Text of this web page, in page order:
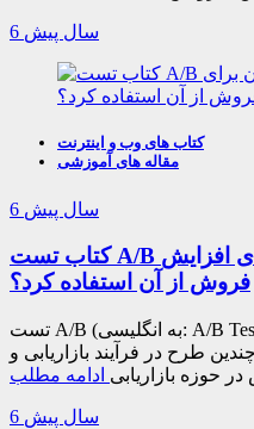
6 سال پیش
کتاب های وب و اینترنت
مقاله های آموزشی
6 سال پیش
کتاب تست A/B چیست و چگونه می توان برای افزایش
فروش از آن استفاده کرد؟
تست A/B (به انگلیسی: A/B Test) یکی از بهترین روش ها و ابزار ها
طرح در فرآیند بازاریابی و
حوزه بازاریابی ادامه مطلب
6 سال پیش